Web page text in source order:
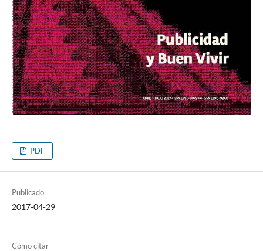
PDF
Publicado
2017-04-29
Cómo citar